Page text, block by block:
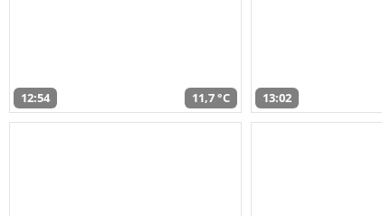
12:54 11,7 °C 13:02